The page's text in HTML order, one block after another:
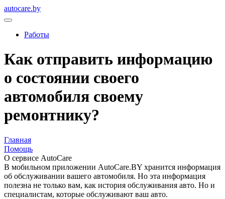
autocare.by
Работы
Как отправить информацию
о состоянии своего
автомобиля своему
ремонтнику?
Главная
Помощь
О сервисе AutoCare
В мобильном приложении AutoCare.BY хранится информация
об обслуживании вашего автомобиля. Но эта информация
полезна не только вам, как история обслуживания авто. Но и
специалистам, которые обслуживают ваш авто.